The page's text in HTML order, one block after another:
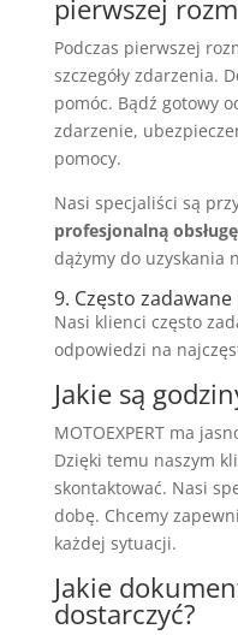
pierwszej
Podczas pierwszej
szczegóły zdarzenia.
pomóc. Bądź gotowy
zdarzenie,
pomocy.
Nasi specjaliści są
profesjonalną
dążymy do uzyskania
9. Często zadawane
Nasi klienci często
odpowiedzi na
Jakie są
MOTOEXPERT ma
Dzięki temu naszym
skontaktować. Nasi
dobę. Chcemy
każdej sytuacji.
Jakie
dostarczyć?